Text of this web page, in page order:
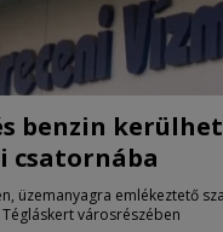
benzin
csatornába
üzemanyagra emlékeztető
városrészében